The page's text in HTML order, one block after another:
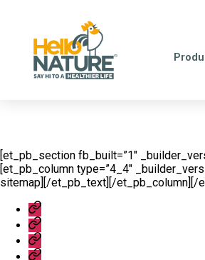
[et_pb_section fb_built=”1″
[et_pb_column type=”4_4″
sitemap][/et_pb_text][/et_pb_column][/